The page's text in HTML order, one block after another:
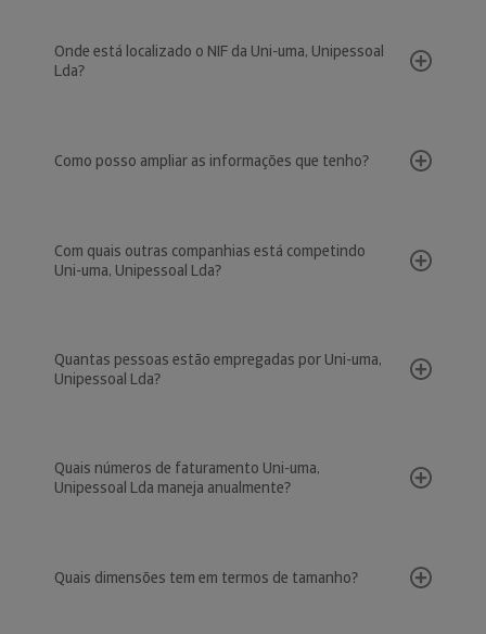
Onde está localizado o NIF da Uni-uma, Unipessoal
Lda?
Como posso ampliar as informações que tenho?
Com quais outras companhias está competindo
Uni-uma, Unipessoal Lda?
Quantas pessoas estão empregadas por Uni-uma,
Unipessoal Lda?
Quais números de faturamento Uni-uma,
Unipessoal Lda maneja anualmente?
Quais dimensões tem em termos de tamanho?